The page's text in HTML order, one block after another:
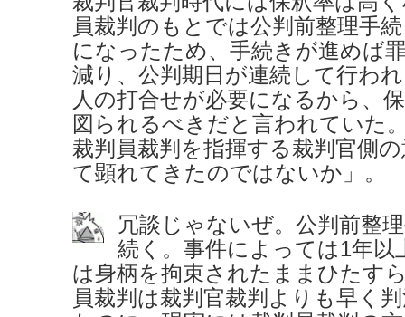
員裁判のもとでは公判前整理手
になったため、手続きが進めば
減り、公判期日が連続して行わ
人の打合せが必要になるから、
図られるべきだと言われていた
裁判員裁判を指揮する裁判官側
て顕れてきたのではないか」。
冗談じゃないぜ。公判前整
続く。事件によっては1年以
は身柄を拘束されたままひたす
員裁判は裁判官裁判よりも早く